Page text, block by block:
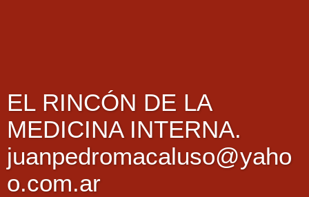
EL RINCÓN DE LA
MEDICINA INTERNA.
juanpedromacaluso@yaho
o.com.ar